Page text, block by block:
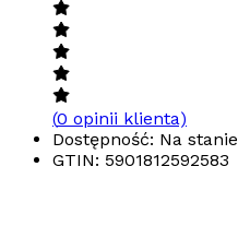
(0 opinii klienta)
Dostępność: Na stanie
GTIN: 5901812592583